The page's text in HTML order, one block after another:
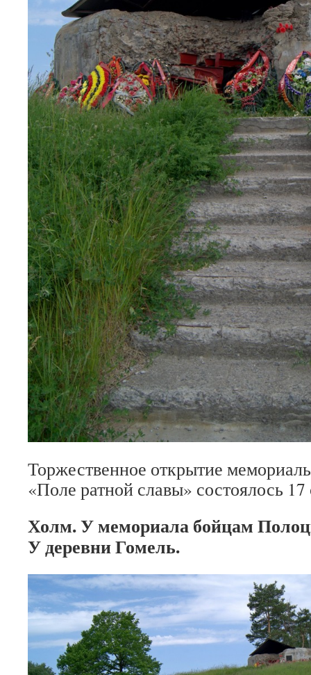
Торжественное открытие
«Поле ратной славы» состоялось 17
Холм. У мемориала бойцам
У деревни Гомель.